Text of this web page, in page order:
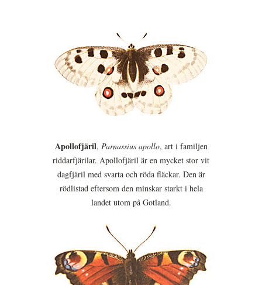
Apollofjäril, Parnassius apollo, art i familjen
riddarfjärilar. Apollofjäril är en mycket stor vit
dagfjäril med svarta och röda fläckar. Den är
rödlistad eftersom den minskar starkt i hela
landet utom på Gotland.